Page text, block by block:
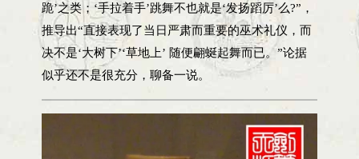
跪’之类；‘手拉着手’跳舞不也就是‘发扬蹈厉’么?”，
推导出“直接表现了当日严肃而重要的巫术礼仪，而
决不是‘大树下’‘草地上’ 随便翩蜒起舞而已。”论据
似乎还不是很充分，聊备一说。